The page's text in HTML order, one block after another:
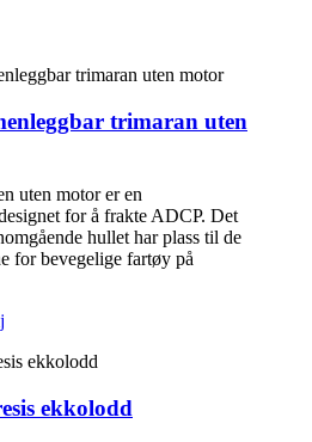
trimaran uten
uten motor er en
for å frakte ADCP. Det
hullet har plass til de
for bevegelige fartøy på
ekkolodd